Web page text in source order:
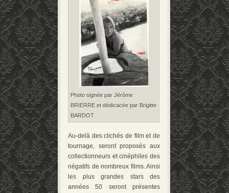
Photo signée par Jérôme
BRIERRE et dédicacée par Brigitte
BARDOT
Au-delà des clichés de film et de
tournage, seront proposés aux
collectionneurs et cinéphiles des
négatifs de nombreux films. Ainsi
les plus grandes stars des
années 50 seront présentes